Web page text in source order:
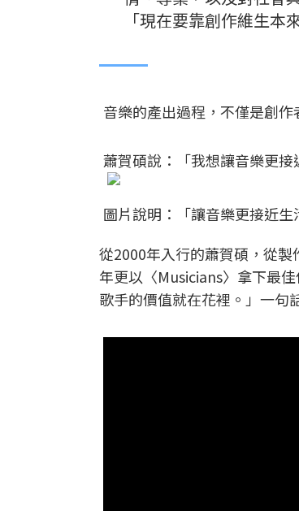
「現在要靠創作維生本
音樂的產出過程，不僅是創
蕭賀碩說：「我想讓音樂更接
圖片說明：「讓音樂更接近生
從2000年入行的蕭賀碩，從
年更以〈Musicians〉拿下最
歌手的價值就在花裡。」一句